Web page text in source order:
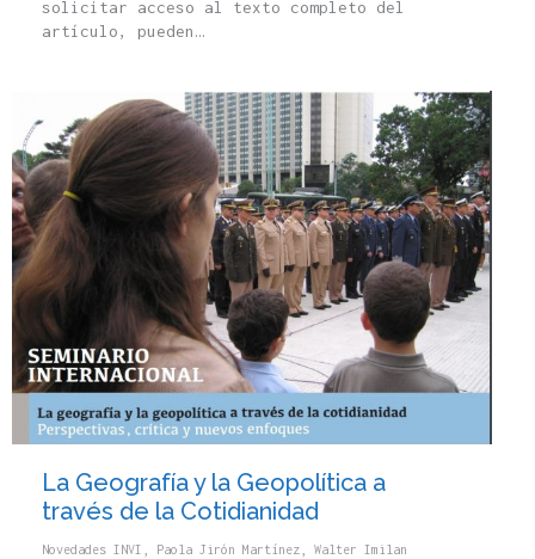
solicitar acceso al texto completo del
artículo, pueden…
La Geografía y la Geopolítica a
través de la Cotidianidad
Novedades INVI Paola Jirón Martínez
Walter Imilan